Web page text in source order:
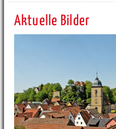
Aktuelle Bilder